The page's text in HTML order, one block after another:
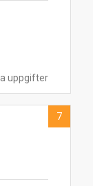
uppgifter
7